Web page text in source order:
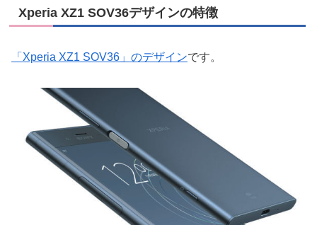
Xperia XZ1 SOV36デザインの特徴
「Xperia XZ1 SOV36」のデザインです。